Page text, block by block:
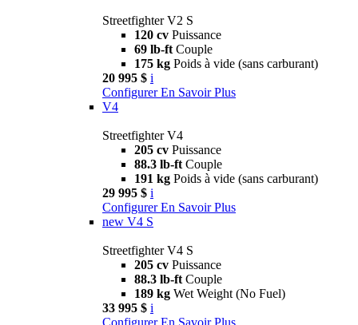
Streetfighter V2 S
120 cv Puissance
69 lb-ft Couple
175 kg Poids à vide (sans carburant)
20 995 $ i
Configurer En Savoir Plus
V4
Streetfighter V4
205 cv Puissance
88.3 lb-ft Couple
191 kg Poids à vide (sans carburant)
29 995 $ i
Configurer En Savoir Plus
new V4 S
Streetfighter V4 S
205 cv Puissance
88.3 lb-ft Couple
189 kg Wet Weight (No Fuel)
33 995 $ i
Configurer En Savoir Plus